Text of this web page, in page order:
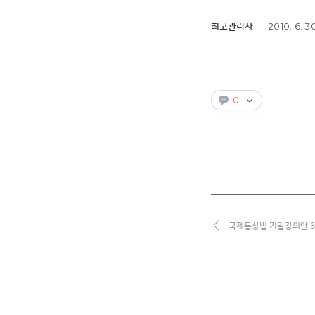
최고관리자 2010. 6.
0
국제통상법 기말강의안 3